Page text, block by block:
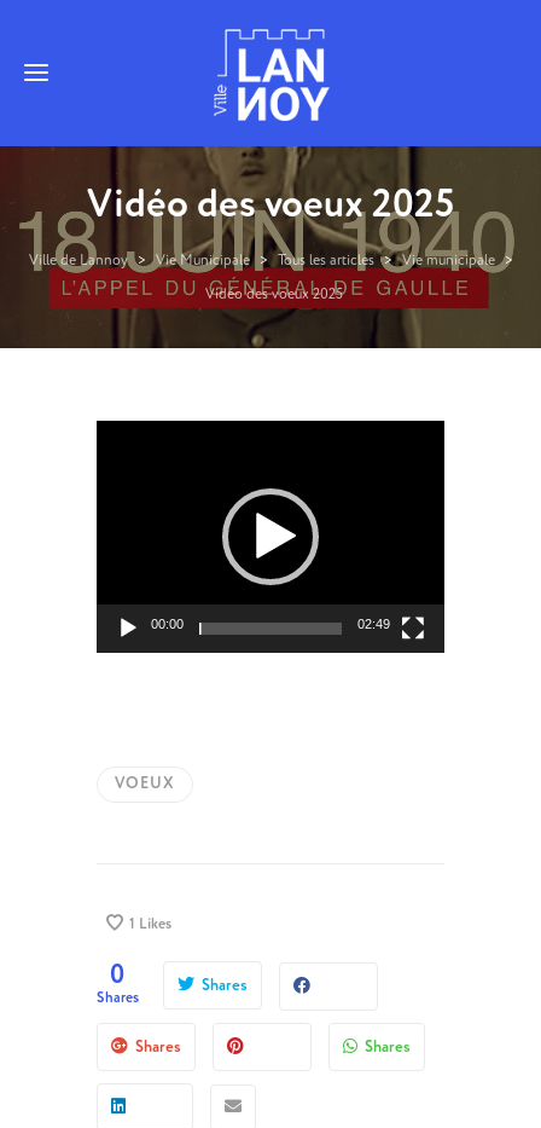
Vidéo des voeux 2025
Ville de Lannoy > Vie Municipale > Tous les articles > Vie municipale >
Vidéo des voeux 2025
00:00 02:49
VOEUX
1 Likes
0
Shares
Shares
Shares Shares